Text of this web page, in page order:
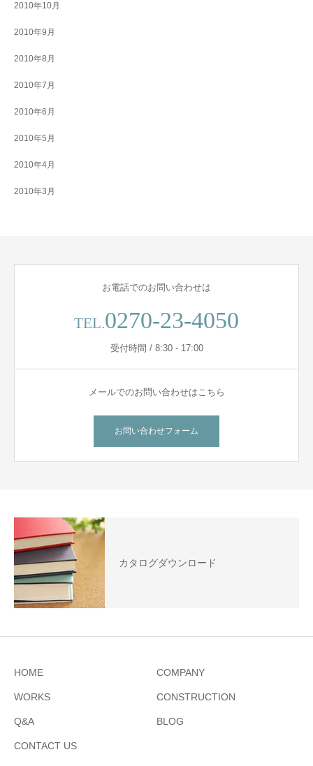
2010年10月
2010年9月
2010年8月
2010年7月
2010年6月
2010年5月
2010年4月
2010年3月
お電話でのお問い合わせは
TEL.0270-23-4050
受付時間 / 8:30 - 17:00
メールでのお問い合わせはこちら
お問い合わせフォーム
カタログダウンロード
HOME COMPANY
WORKS CONSTRUCTION
Q&A BLOG
CONTACT US